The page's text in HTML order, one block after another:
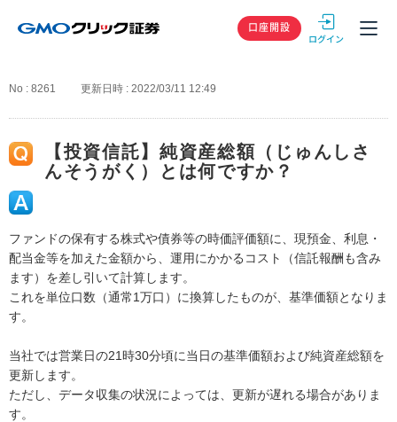
GMOクリック
口座開設
No : 8261 更新日時 : 2022/03/11 12:49
【投資信託】純資産総額（じゅんしさ
んそうがく）とは何ですか？
ファンドの保有する株式や債券等の時価評価額に、現預金、利息・
配当金等を加えた金額から、運用にかかるコスト（信託報酬も含み
ます）を差し引いて計算します。
これを単位口数（通常1万口）に換算したものが、基準価額となりま
す。
当社では営業日の21時30分頃に当日の基準価額および純資産総額を
更新します。
ただし、データ収集の状況によっては、更新が遅れる場合がありま
す。